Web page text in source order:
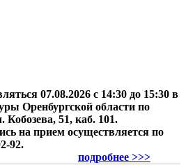
07.08.2026 с 14:30 до 15:30 в
Оренбургской области по
Кобозева, 51, каб. 101.
на прием осуществляется по
92.
подробнее >>>